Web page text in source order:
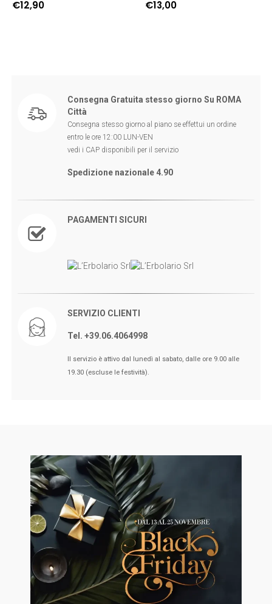
€13,00 €15,90
Consegna Gratuita stesso giorno Su ROMA
Città
Consegna stesso giorno al piano se effettui un ordine
entro le ore 12:00 LUN-VEN
vedi i CAP disponibili per il servizio
Spedizione nazionale 4.90
PAGAMENTI SICURI
SERVIZIO CLIENTI
Tel. +39.06.4064998
Il servizio è attivo dal lunedì al sabato, dalle ore 9.00 alle
19.30 (escluse le festività).
🖤BLACK FRIDAY dal 13 a l 25
Novembre sconti fino al 50% Su
🖤BLACK FRIDAY dal 13 a l 25
Novembre sconti fino al 50% Su
Erboristeria ed Estetica.